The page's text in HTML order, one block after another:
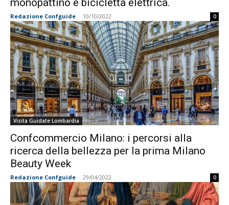
monopattino e bicicletta elettrica.
Redazione Confguide - 10/10/2022 0
Visita Guidate Lombardia
Confcommercio Milano: i percorsi alla
ricerca della bellezza per la prima Milano
Beauty Week
Redazione Confguide - 29/04/2022 0